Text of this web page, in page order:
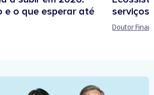
e o que esperar até
serviços
Doutor